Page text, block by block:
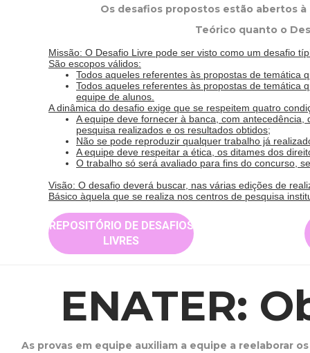
ENATER:
Os desafios propostos estão abertos
Teórico quanto o
Missão: O Desafio Livre pode ser visto como um desafio
São escopos válidos:
Todos aqueles referentes às propostas de temática
Todos aqueles referentes às propostas de temática
equipe de alunos.
A dinâmica do desafio exige que se respeitem quatro
A equipe deve fornecer à banca, com
pesquisa realizados e os resultados obtidos;
Não se pode reproduzir qualquer trabalho já
A equipe deve respeitar a ética, os ditames dos
O trabalho só será avaliado para fins do concurso,
Visão: O desafio deverá buscar, nas várias edições de
Básico àquela que se realiza nos centros de pesquisa
REPOSITÓRIO DE DESAFIOS
LIVRES
As provas em equipe auxiliam a equipe a reelaborar